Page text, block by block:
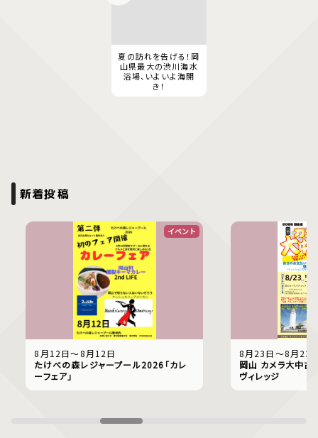
夏の訪れを告げる！岡
山県最大の渋川海水
浴場、いよいよ海開
き！
新着投稿
イベント
8月12日〜8月12日
たけべの森レジャープール2026「カレ
ーフェア」
8月23日〜8月23
岡山 カメラ大中
ヴィレッジ